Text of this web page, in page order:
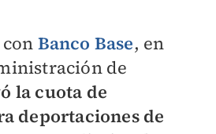
Banco Base, en
de
la cuota de
deportaciones de